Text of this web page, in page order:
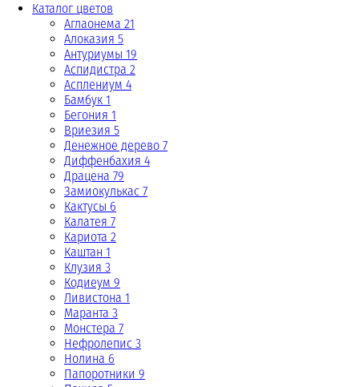
Каталог цветов
Аглаонема 21
Алоказия 5
Антуриумы 19
Аспидистра 2
Асплениум 4
Бамбук 1
Бегония 1
Вриезия 5
Денежное дерево 7
Диффенбахия 4
Драцена 79
Замиокулькас 7
Кактусы 6
Калатея 7
Кариота 2
Каштан 1
Клузия 3
Кодиеум 9
Ливистона 1
Маранта 3
Монстера 7
Нефролепис 3
Нолина 6
Папоротники 9